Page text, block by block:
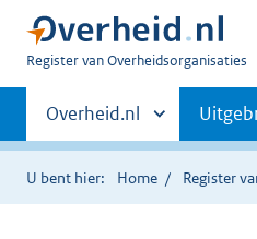
U
Register van Overheidsorganisaties
Primaire
navigatie
Andere
sites
binnen
Overheid.nl
U bent hier: Home Register